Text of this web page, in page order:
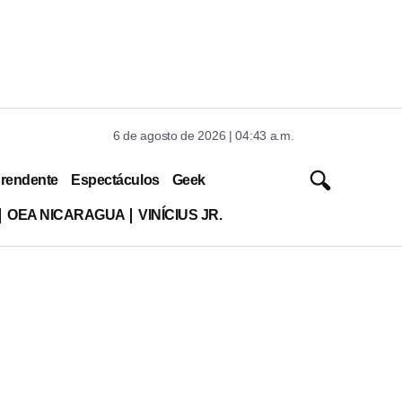
6 de agosto de 2026 | 04:43 a.m.
Espectáculos Geek
OEA NICARAGUA VINÍCIUS JR.